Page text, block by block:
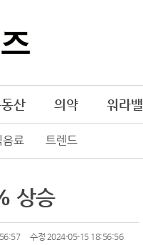
음료 트렌드
산 의약 워라밸
상승
수정 2024-05-15 18:56:56